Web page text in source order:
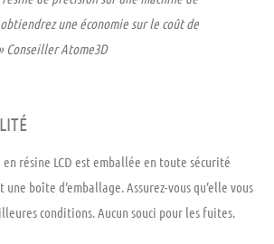
une économie sur le coût de
Conseiller Atome3D
résine LCD est emballée en toute sécurité
boîte d’emballage. Assurez-vous qu’elle vous
conditions. Aucun souci pour les fuites.